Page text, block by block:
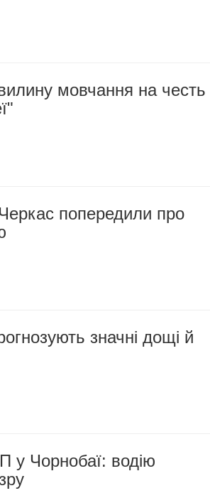
мовчання на честь
попередили про
значні дощі й
у Чорнобаї: водію